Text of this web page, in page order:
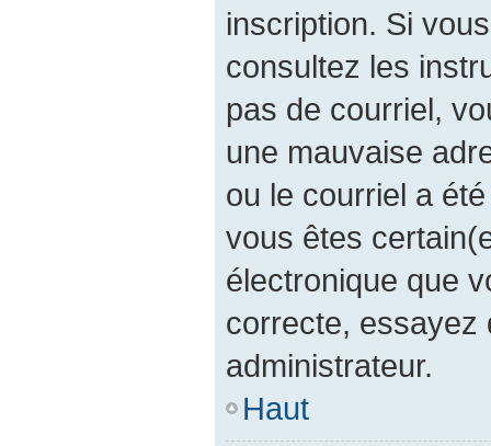
inscription. Si
consultez les
pas de courriel,
une mauvaise
ou le courriel a
vous êtes
électronique que
correcte, essayez
administrateur.
Haut